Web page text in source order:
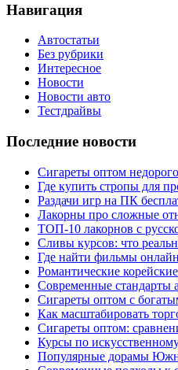
Навигация
Автостатьи
Без рубрики
Интересное
Новости
Новости авто
Тестдрайвы
Последние новости
Сигареты оптом
Где купить стропы для
Раздачи игр на ПК
Лакорны про сложные
ТОП-10 лакорнов с
Сливы курсов: что
Где найти фильмы
Романтические
Современные стандарты
Сигареты оптом с
Как масштабировать
Сигареты оптом:
Курсы по
Популярные дорамы